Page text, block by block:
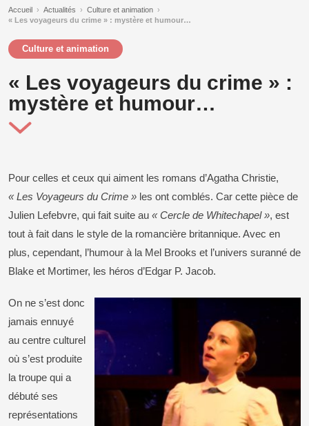
Accueil › Actualités › Culture et animation ›
« Les voyageurs du crime » : mystère et humour…
Culture et animation
« Les voyageurs du crime » :
mystère et humour…
Pour celles et ceux qui aiment les romans d’Agatha Christie,
« Les Voyageurs du Crime » les ont comblés. Car cette pièce de
Julien Lefebvre, qui fait suite au « Cercle de Whitechapel », est
tout à fait dans le style de la romancière britannique. Avec en
plus, cependant, l’humour à la Mel Brooks et l’univers suranné de
Blake et Mortimer, les héros d’Edgar P. Jacob.
On ne s’est donc
jamais ennuyé
au centre culturel
où s’est produite
la troupe qui a
débuté ses
représentations